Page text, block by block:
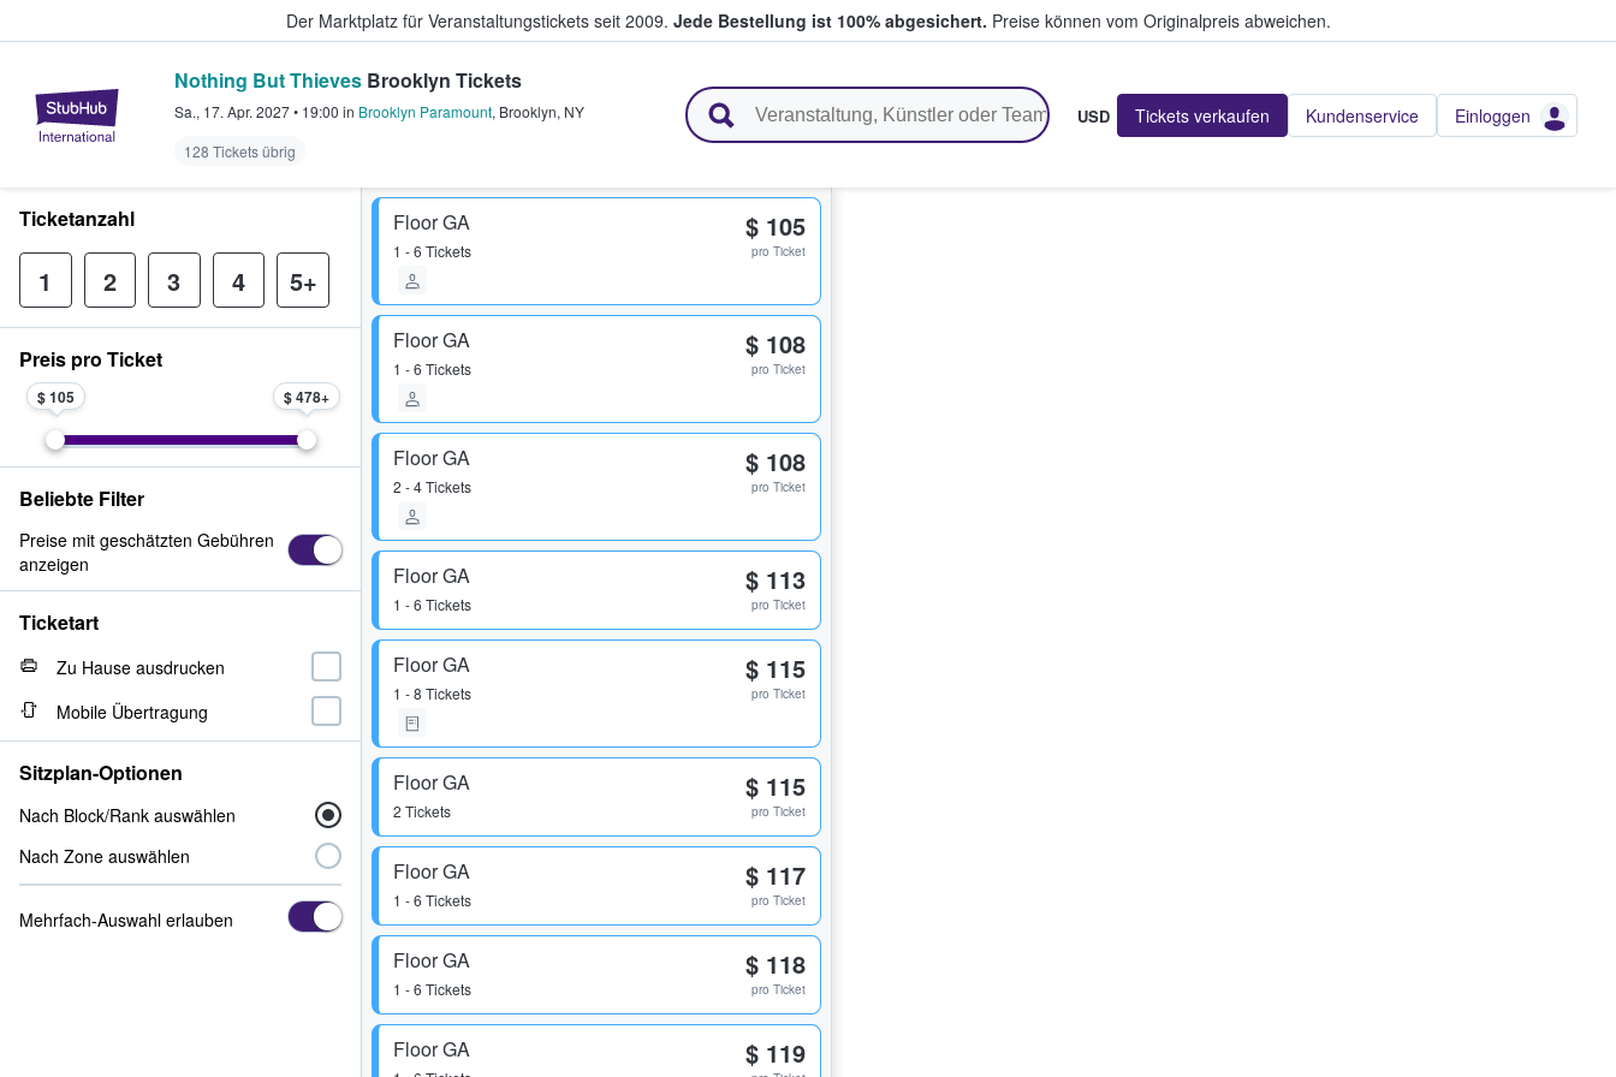
Der Marktplatz für Veranstaltungstickets seit 2009. Jede Bestellung ist 100% abgesichert. Preise können vom Originalpreis abweichen.
StubHub - Wo Fans Tickets kaufen & verkaufen
Nothing But Thieves Brooklyn Tickets
Sa., 17. Apr. 2027• 19:00 in Brooklyn Paramount, Brooklyn, NY
128 Tickets übrig
USD Tickets verkaufen Kundenservice Einloggen
Floor GA
1 - 6 Tickets
$ 105
pro Ticket
Floor GA
1 - 6 Tickets
$ 108
pro Ticket
Floor GA
2 - 4 Tickets
$ 108
pro Ticket
Floor GA
1 - 6 Tickets
$ 113
pro Ticket
Floor GA
1 - 8 Tickets
$ 115
pro Ticket
Floor GA
2 Tickets
$ 115
pro Ticket
Floor GA
1 - 6 Tickets
$ 117
pro Ticket
Floor GA
1 - 6 Tickets
$ 118
pro Ticket
Floor GA $ 119
Ticketanzahl
1 2 3 4 5+
Preis pro Ticket
$ 105 $ 478
Beliebte Filter
Preise mit geschätzten Gebühren
anzeigen
Ticketart
Zu Hause ausdrucken
Mobile Übertragung
Sitzplan-Optionen
Nach Block/Rank auswählen
Nach Zone auswählen
Mehrfach-Auswahl erlauben